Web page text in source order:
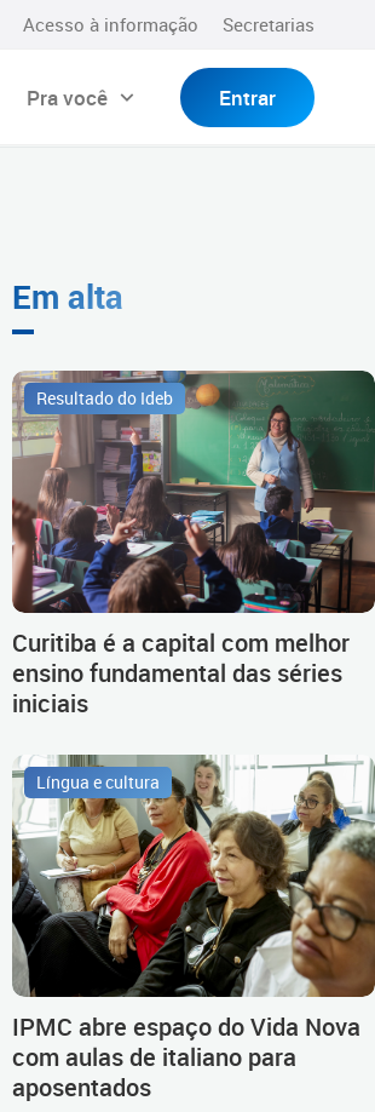
Acesso à informação Secretarias
Pra você Entrar
Em alta
Resultado do Ideb
Curitiba é a capital com melhor
ensino fundamental das séries
iniciais
Língua e cultura
IPMC abre espaço do Vida Nova
com aulas de italiano para
aposentados